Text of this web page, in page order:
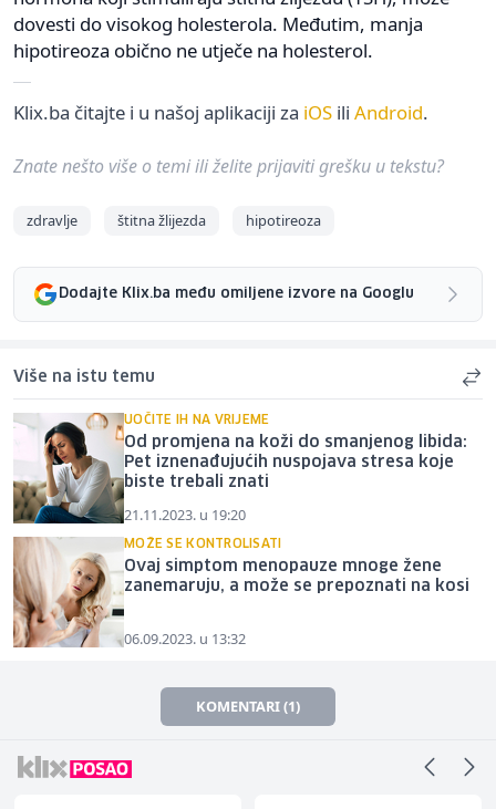
dovesti do visokog holesterola. Međutim, manja
hipotireoza obično ne utječe na holesterol.
Klix.ba čitajte i u našoj aplikaciji za iOS ili Android.
Znate nešto više o temi ili želite prijaviti grešku u tekstu?
zdravlje štitna žlijezda hipotireoza
Dodajte Klix.ba među omiljene izvore na Googlu
Više na istu temu
UOČITE IH NA VRIJEME
Od promjena na koži do smanjenog libida:
Pet iznenađujućih nuspojava stresa koje
biste trebali znati
21.11.2023. u 19:20
MOŽE SE KONTROLISATI
Ovaj simptom menopauze mnoge žene
zanemaruju, a može se prepoznati na kosi
06.09.2023. u 13:32
KOMENTARI (1)